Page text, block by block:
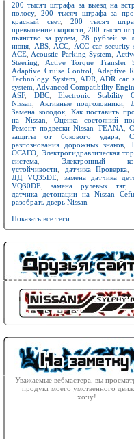
200 тысяч штрафа за выезд на
полосу, 200 тысяч штрафа за
красный свет, 200 тысяч
превышение скорости ,200 тысяч
пьянство за рулем
28 рублей за
июня
ABS ACC ACC car security
ACE Acoustic Parking System
Steering
Active Torque Transfer
Adaptive Cruise Control
Adaptive
Technology System
ADR
ADR car
system Advanced Compatibility
ASF, DBC, Electronic Stability
Nissan
Активные подголовники
Замена колодок, Как поставить
на Nissan
Оценка состояний
Ремонт подвески Nissan TEANA
защиты от бокового удара
разпознования дорожных знаков ,
ОСАГО
Электрогидравлическая
система
Электронный
устойчивости
датчика Проверка
ДД VQ35DE
замена датчика
VQ30DE ,замена рулевых тяг,
датчика детонации на Nissan
разобрать дверь Nissan
Показать все теги
Уважаемые вебмастера, вы
продукт моего умственного
хочу!